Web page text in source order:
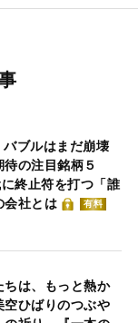
ブルはまだ崩壊
の注目銘柄５
終止符を打つ「誰
会社とは
有料
ちは、もっと熱か
空ひばりのつぶや